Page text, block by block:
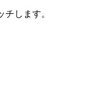
します。